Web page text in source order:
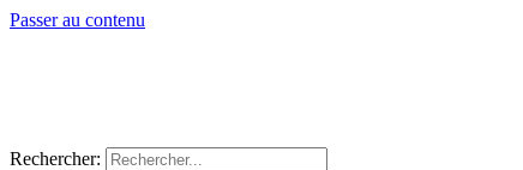
Passer au contenu
Rechercher: